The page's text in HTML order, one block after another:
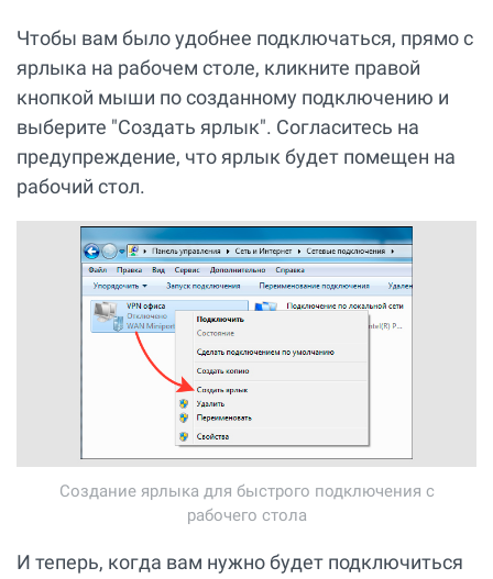
Чтобы вам было удобнее подключаться, прямо с
ярлыка на рабочем столе, кликните правой
кнопкой мыши по созданному подключению и
выберите "Создать ярлык". Согласитесь на
предупреждение, что ярлык будет помещен на
рабочий стол.
Создание ярлыка для быстрого подключения c
рабочего стола
И теперь, когда вам нужно будет подключиться